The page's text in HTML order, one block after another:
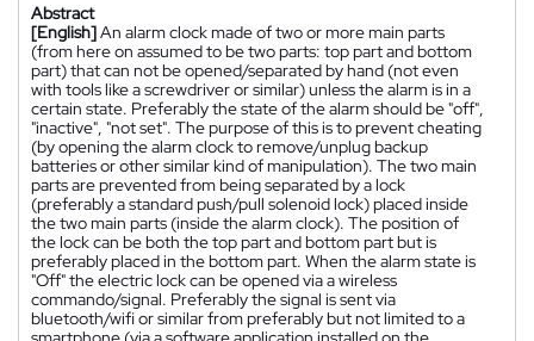
Abstract
[English]An alarm clock made of two or more main parts
(from here on assumed to be two parts: top part and bottom
part) that can not be opened/separated by hand (not even
with tools like a screwdriver or similar) unless the alarm is in a
certain state. Preferably the state of the alarm should be "off",
"inactive", "not set". The purpose of this is to prevent cheating
(by opening the alarm clock to remove/unplug backup
batteries or other similar kind of manipulation). The two main
parts are prevented from being separated by a lock
(preferably a standard push/pull solenoid lock) placed inside
the two main parts (inside the alarm clock). The position of
the lock can be both the top part and bottom part but is
preferably placed in the bottom part. When the alarm state is
"Off" the electric lock can be opened via a wireless
commando/signal. Preferably the signal is sent via
bluetooth/wifi or similar from preferably but not limited to a